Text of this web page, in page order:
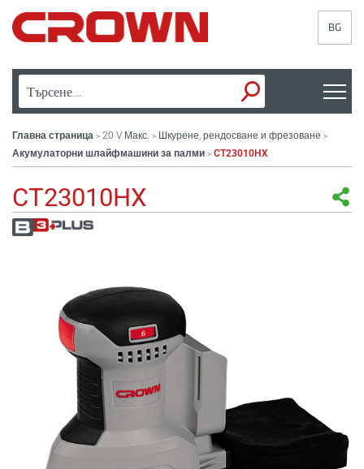
BG
Главна страница > 20 V Макс. > Шкурене, рендосване и фрезоване >
Акумулаторни шлайфмашини за палми > CT23010HX
CT23010HX